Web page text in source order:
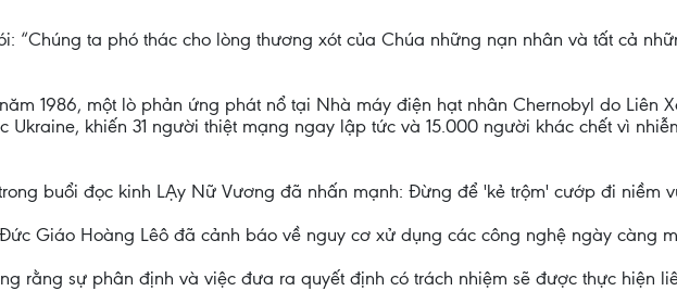
“Chúng ta phó thác cho lòng thương xót của Chúa những nạn nhân và tất cả
1986, một lò phản ứng phát nổ tại Nhà máy điện hạt nhân Chernobyl do Liên
Ukraine, khiến 31 người thiệt mạng ngay lập tức và 15.000 người khác chết vì
buổi đọc kinh LẠy Nữ Vương đã nhấn mạnh: Đừng để 'kẻ trộm' cướp đi niềm
Giáo Hoàng Lêô đã cảnh báo về nguy cơ xử dụng các công nghệ ngày càng
rằng sự phân định và việc đưa ra quyết định có trách nhiệm sẽ được thực hiện